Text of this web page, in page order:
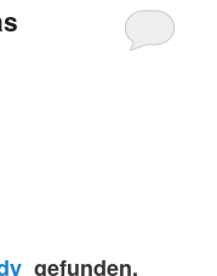
gefunden.